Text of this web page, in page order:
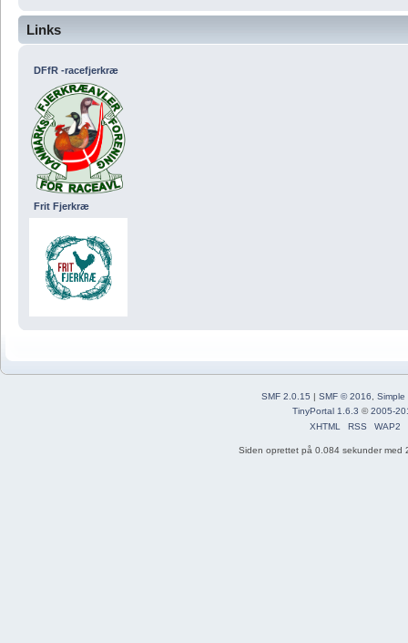
Links
DFfR -racefjerkræ
Frit Fjerkræ
SMF 2.0.15 | SMF © 2016
Simple
TinyPortal 1.6.3 ©2005-
XHTML
RSS WAP2
Siden oprettet på 0.084 sekunder med